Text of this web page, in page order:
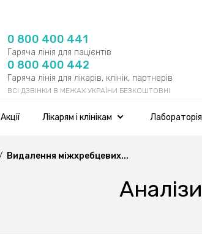
0 800 400 441
Гаряча лінія для пацієнтів
0 800 400 442
Гаряча лінія для лікарів, клінік, партнерів
ВСІ ДЗВІНКИ В МЕЖАХ УКРАЇНИ БЕЗКОШТОВНІ
Акції Лікарям і клінікам Лабораторія
Видалення міжхребцевих...
Аналізи